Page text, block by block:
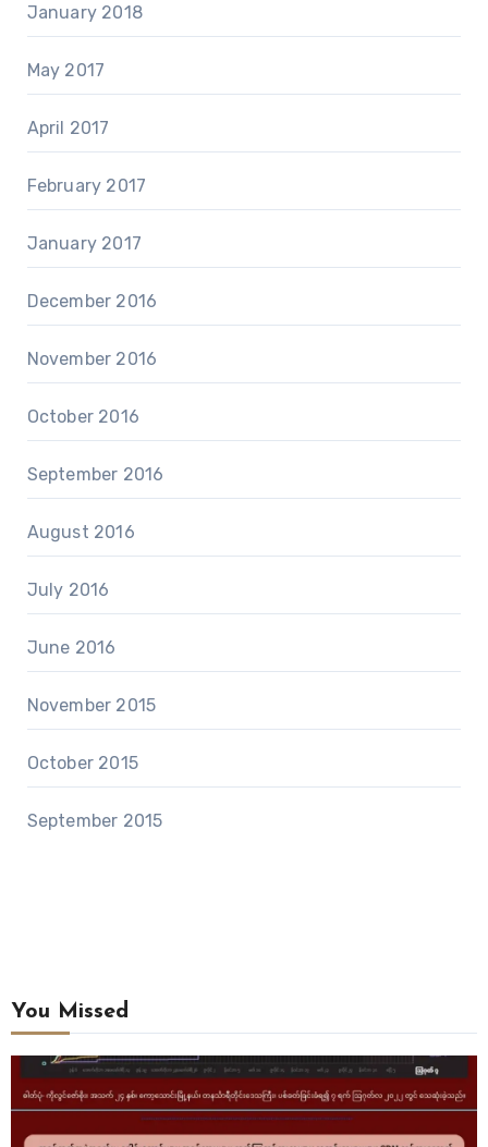
January 2018
May 2017
April 2017
February 2017
January 2017
December 2016
November 2016
October 2016
September 2016
August 2016
July 2016
June 2016
November 2015
October 2015
September 2015
You Missed